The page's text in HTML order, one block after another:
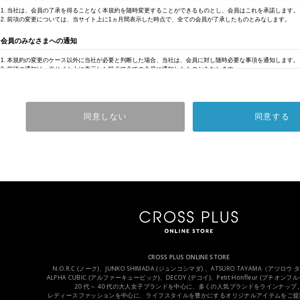
1. 当社は、会員の了承を得ることなく本規約を随時変更することができるものとし、会員はこれを承諾します。
2. 前項の変更については、当サイト上に1ヵ月間表示した時点で、全ての会員が了承したものとみなします。
会員のみなさまへの通知
1. 本規約の変更のケース以外に当社が必要と判断した場合、当社は、会員に対し随時必要な事項を通知します。
2. 前項の通知は、当サイト上に表示した時点で全ての会員に通知したものとみなします。
個人利用以外に転用、商用することを禁止します
当サイトを利用する会員は当サイトに掲載されているいかなる情報もコピー、又は他へ転用することを禁止いた
同意しない 同意する
CROSS PLUS ONLINE STORE
N.O.R.C (ノーク)、JUNKO SHIMADA (ジュンコシマダ) 、ATSURO TAYAMA（アツロウ タ
ALPHA CUBIC (アルファーキュービック)、DECOY (デコイ)、Petit Honfleur (プチオンフル
20 代～ 40 代の大人女子ブランドを中心に、多くの人気ブランドをラインナップ。
レディースファッションを中心に、ライフスタイルを豊かにするオリジナルアイテムをご提